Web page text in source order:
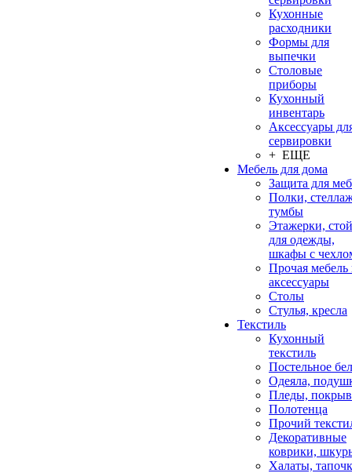
Кухонные
расходники
Формы для
выпечки
Столовые
приборы
Кухонный
инвентарь
Аксессуары
сервировки
+ ЕЩЕ
Мебель для дома
Защита для
Полки,
тумбы
Этажерки,
для одежды,
шкафы с
Прочая мебель
аксессуары
Столы
Стулья, кресла
Текстиль
Кухонный
текстиль
Постельное
Одеяла,
Пледы,
Полотенца
Прочий
Декоративные
коврики,
Халаты,